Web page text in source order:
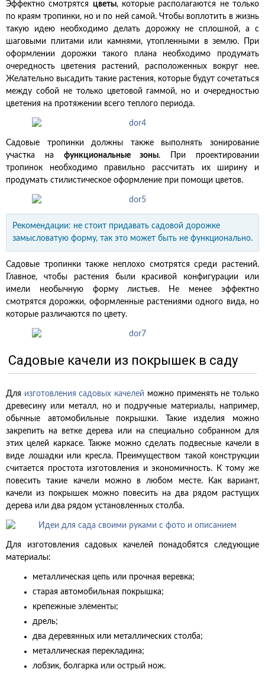
Эффектно смотрятся цветы, которые располагаются не только
по краям тропинки, но и по ней самой. Чтобы воплотить в жизнь
такую идею необходимо делать дорожку не сплошной, а с
шаговыми плитами или камнями, утопленными в землю. При
оформлении дорожки такого плана необходимо продумать
очередность цветения растений, расположенных вокруг нее.
Желательно высадить такие растения, которые будут сочетаться
между собой не только цветовой гаммой, но и очередностью
цветения на протяжении всего теплого периода.
Садовые тропинки должны также выполнять зонирование
участка на функциональные зоны. При проектировании
тропинок необходимо правильно рассчитать их ширину и
продумать стилистическое оформление при помощи цветов.
Рекомендации: не стоит придавать садовой дорожке
замысловатую форму, так это может быть не функционально.
Садовые тропинки также неплохо смотрятся среди растений.
Главное, чтобы растения были красивой конфигурации или
имели необычную форму листьев. Не менее эффектно
смотрятся дорожки, оформленные растениями одного вида, но
которые различаются по цвету.
Садовые качели из покрышек в саду
Для изготовления садовых качелей можно применять не только
древесину или металл, но и подручные материалы, например,
обычные автомобильные покрышки. Такие изделия можно
закрепить на ветке дерева или на специально собранном для
этих целей каркасе. Также можно сделать подвесные качели в
виде лошадки или кресла. Преимуществом такой конструкции
считается простота изготовления и экономичность. К тому же
повесить такие качели можно в любом месте. Как вариант,
качели из покрышек можно повесить на два рядом растущих
дерева или два рядом установленных столба.
Для изготовления садовых качелей понадобятся следующие
материалы:
металлическая цепь или прочная веревка;
старая автомобильная покрышка;
крепежные элементы;
дрель;
два деревянных или металлических столба;
металлическая перекладина;
лобзик, болгарка или острый нож.